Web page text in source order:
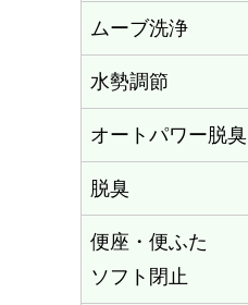
ムーブ洗浄
水勢調節
オートパワー脱臭
脱臭
便座・便ふた
ソフト閉止